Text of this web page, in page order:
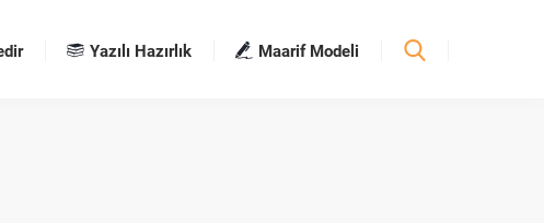
Yazılı Hazırlık Maarif Modeli